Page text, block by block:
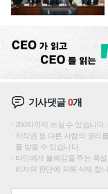
기사댓글0개
200자까지 쓰실 수 있습니다.
저작권 등 다른 사람의 권리
를 받을 수 있습니다.
타인에게 불쾌감을 주는 욕
리자의 판단에 의해 삭제 합